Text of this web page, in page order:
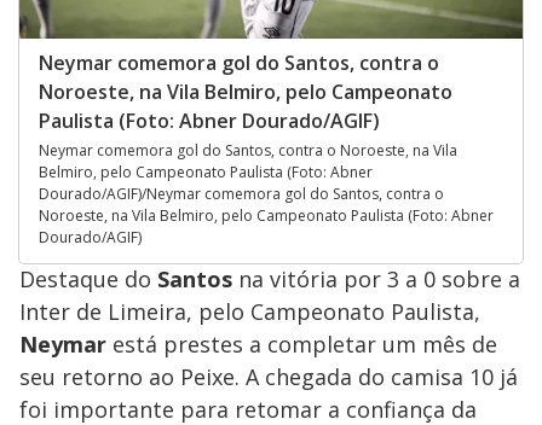
Neymar comemora gol do Santos, contra o
Noroeste, na Vila Belmiro, pelo Campeonato
Paulista (Foto: Abner Dourado/AGIF)
Neymar comemora gol do Santos, contra o Noroeste, na Vila
Belmiro, pelo Campeonato Paulista (Foto: Abner
Dourado/AGIF)/Neymar comemora gol do Santos, contra o
Noroeste, na Vila Belmiro, pelo Campeonato Paulista (Foto: Abner
Dourado/AGIF)
Destaque do Santos na vitória por 3 a 0 sobre a
Inter de Limeira, pelo Campeonato Paulista,
Neymar está prestes a completar um mês de
seu retorno ao Peixe. A chegada do camisa 10 já
foi importante para retomar a confiança da